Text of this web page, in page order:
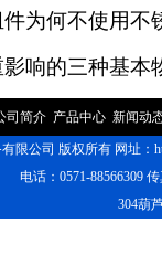
为何不使用不
响的三种基本
司简介 产品中心 新闻动
限公司 版权所有 网址：
电话：0571-88566309
304葫